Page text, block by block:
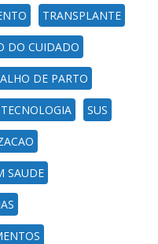
TRANSPLANTE
DO CUIDADO
DE PARTO
TECNOLOGIA SUS
SAUDE